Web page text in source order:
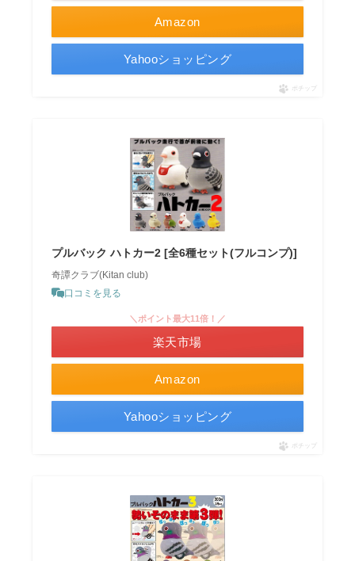
Amazon
Yahooショッピング
ポチップ
プルバック ハトカー2 [全6種セット(フルコンプ)]
奇譚クラブ(Kitan club)
口コミを見る
Amazon
＼ポイント最大11倍！／
楽天市場
Yahooショッピング
ポチップ